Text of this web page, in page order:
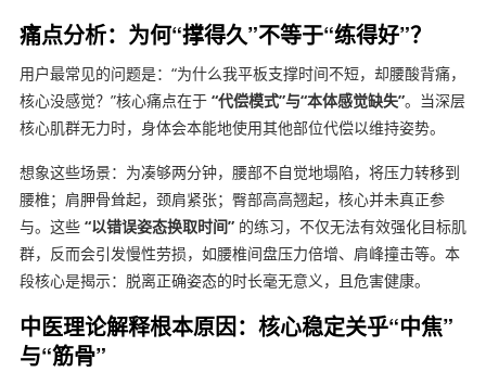
痛点分析：为何“撑得久”不等于“练得好”？
用户最常见的问题是：“为什么我平板支撑时间不短，却腰酸背痛，
核心没感觉？”核心痛点在于 “代偿模式”与“本体感觉缺失”。当深层
核心肌群无力时，身体会本能地使用其他部位代偿以维持姿势。
想象这些场景：为凑够两分钟，腰部不自觉地塌陷，将压力转移到
腰椎；肩胛骨耸起，颈肩紧张；臀部高高翘起，核心并未真正参
与。这些 “以错误姿态换取时间”的练习，不仅无法有效强化目标肌
群，反而会引发慢性劳损，如腰椎间盘压力倍增、肩峰撞击等。本
段核心是揭示：脱离正确姿态的时长毫无意义，且危害健康。
中医理论解释根本原因：核心稳定关乎“中焦”
与“筋骨”